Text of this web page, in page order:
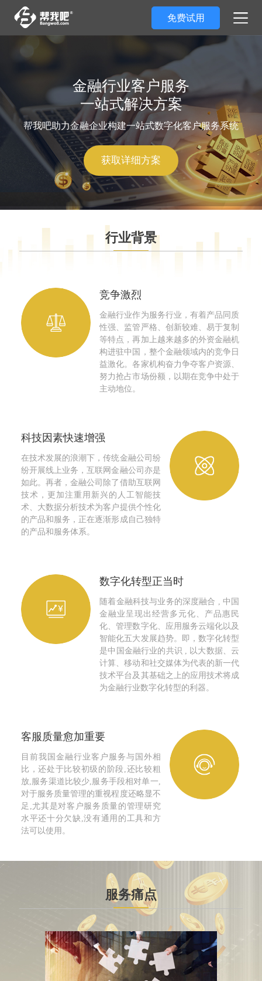
免费试用
金融行业客户服务
一站式解决方案
帮我吧助力金融企业构建一站式数字化客户服务系统
获取详细方案
行业背景
竞争激烈
金融行业作为服务行业，有着产品同质
性强、监管严格、创新较难、易于复制
等特点，再加上越来越多的外资金融机
构进驻中国，整个金融领域内的竞争日
益激化。各家机构奋力争夺客户资源、
努力抢占市场份额，以期在竞争中处于
主动地位。
科技因素快速增强
在技术发展的浪潮下，传统金融公司纷
纷开展线上业务，互联网金融公司亦是
如此。再者，金融公司除了借助互联网
技术，更加注重用新兴的人工智能技
术、大数据分析技术为客户提供个性化
的产品和服务，正在逐渐形成自己独特
的产品和服务体系。
数字化转型正当时
随着金融科技与业务的深度融合 , 中国
金融业呈现出经营多元化、产品惠民
化、管理数字化、应用服务云端化以及
智能化五大发展趋势。即，数字化转型
是中国金融行业的共识 , 以大数据、云
计算、移动和社交媒体为代表的新一代
技术平台及其基础之上的应用技术将成
为金融行业数字化转型的利器。
客服质量愈加重要
目前我国金融行业客户服务与国外相
比，还处于比较初级的阶段,还比较粗
放,服务渠道比较少,服务手段相对单一,
对于服务质量管理的重视程度还略显不
足,尤其是对客户服务质量的管理研究
水平还十分欠缺,没有通用的工具和方
法可以使用。
服务痛点